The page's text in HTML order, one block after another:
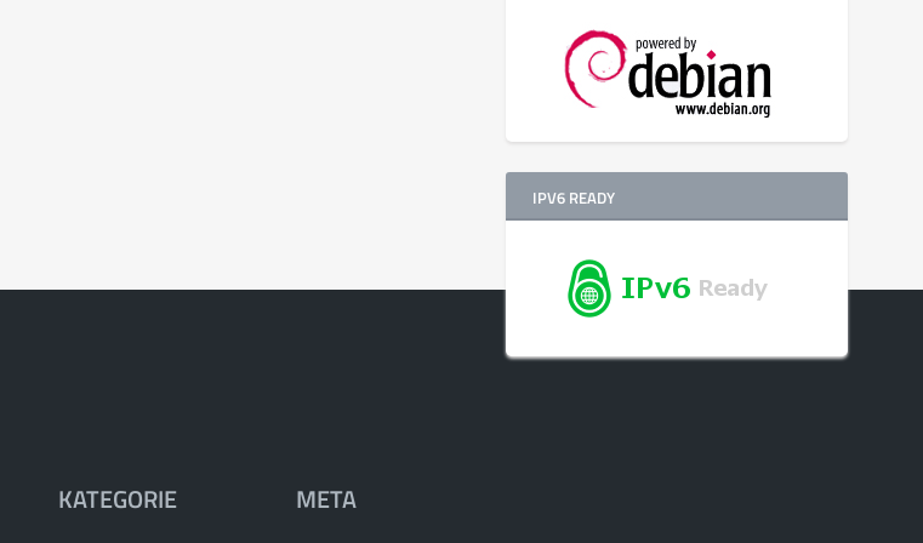
IPV6 READY
KATEGORIE META